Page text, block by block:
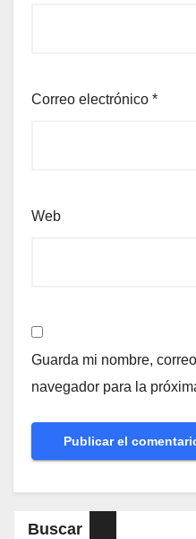
Correo electrónico *
Web
Guarda mi nombre,
navegador para la
Buscar